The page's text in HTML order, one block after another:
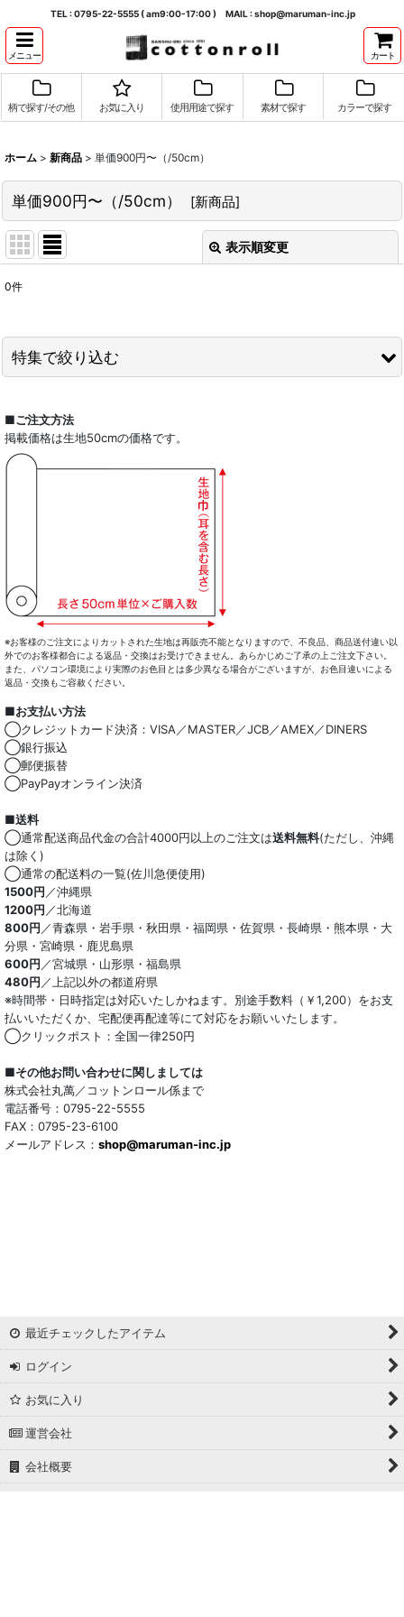
TEL : 0795-22-5555 ( am9:00-17:00 ) MAIL : shop@maruman-inc.jp
メニュー カート
柄で探す/その他 お気に入り 使用用途で探す 素材で探す カラーで探す
ホーム > 新商品 > 単価900円〜（/50cm）
単価900円〜（/50cm） [新商品]
表示順変更
並び順 :
0件
特集で絞り込む
ドレスシャツ
コート・ボトム・バッグ
マスク
小物類
綿100％
麻混
ストレッチ
オーガニック
和紙混生地
ポリエステル混
テンセル混
キュプラ/レーヨン混
シルク混
ウール混
トリアセテート混
サッカー/クレープ
マドラスチェック
ドビー
撥水加工
起毛生地
■ご注文方法
掲載価格は生地50cmの価格です。
※お客様のご注文によりカットされた生地は再販売不能となりますので、不良品、商品送付違い以
外でのお客様都合による返品・交換はお受けできません。あらかじめご了承の上ご注文下さい。
また、パソコン環境により実際のお色目とは多少異なる場合がございますが、お色目違いによる
返品・交換もご容赦ください。
■お支払い方法
◯クレジットカード決済：VISA／MASTER／JCB／AMEX／DINERS
◯銀行振込
◯郵便振替
◯PayPayオンライン決済
■送料
◯通常配送商品代金の合計4000円以上のご注文は送料無料(ただし、沖縄
は除く)
◯通常の配送料の一覧(佐川急便使用)
1500円 ／沖縄県
1200円 ／北海道
800円 ／青森県・岩手県・秋田県・福岡県・佐賀県・長崎県・熊本県・大
分県・宮崎県・鹿児島県
600円 ／宮城県・山形県・福島県
480円 ／上記以外の都道府県
※時間帯・日時指定は対応いたしかねます。別途手数料（￥1,200）をお支
払いいただくか、宅配便再配達等にて対応をお願いいたします。
◯クリックポスト：全国一律250円
■その他お問い合わせに関しましては
株式会社丸萬／コットンロール係まで
電話番号：0795-22-5555
FAX：0795-23-6100
メールアドレス： shop@maruman-inc.jp
最近チェックしたアイテム
ログイン
お気に入り
運営会社
会社概要